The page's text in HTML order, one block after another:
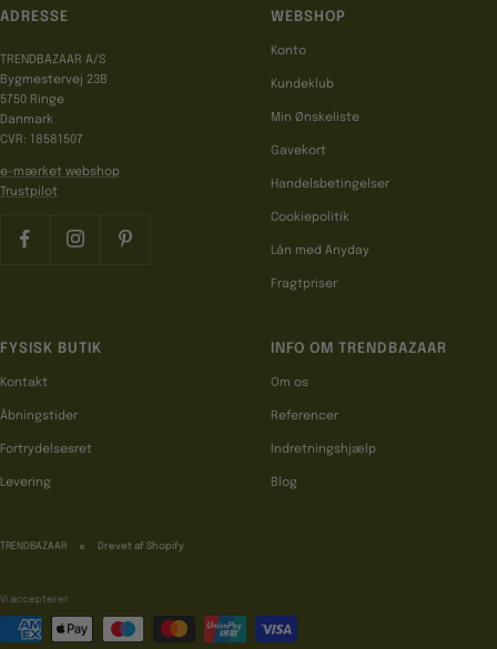
ADRESSE
TRENDBAZAAR A/S
Bygmestervej 23B
5750 Ringe
Danmark
CVR: 18581507
e-mærket webshop
Trustpilot
WEBSHOP
Konto
Kundeklub
Min Ønskeliste
Gavekort
Handelsbetingelser
Cookiepolitik
Lån med Anyday
Fragtpriser
FYSISK BUTIK
Kontakt
Åbningstider
Fortrydelsesret
Levering
INFO OM TRENDBAZAAR
Om os
Referencer
Indretningshjælp
Blog
TRENDBAZAAR Drevet af Shopify
Vi accepterer